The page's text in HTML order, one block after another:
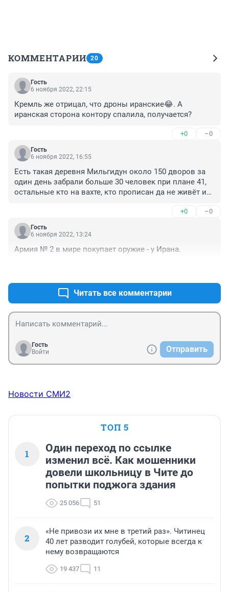
КОММЕНТАРИИ 20
Гость
6 ноября 2022, 22:15
Кремль же отрицал, что дроны иранские😂. А
иранская сторона контору спалила, получается?
+0 –0
Гость
6 ноября 2022, 16:55
Есть такая деревня Мильгидун около 150 дворов за
один день забрали больше 30 человек при плане 41,
остальные кто на вахте, кто прописан да не живёт из
коих в Забайкалье много. Это не твои обобщеные и
расплывчатые данные о том, что много, где-то - Это
реальные цифры, т.е. с каждого пятого двора по
предпринимателей с твоих данных.
+0 –0
Гость
6 ноября 2022, 13:24
Армия № 2 в мире покупает оружие - у Ирана.
Читать все комментарии
Гость
Войти
Отправить
Новости СМИ2
ТОП 5
1
Один переход по ссылке
изменил всё. Как мошенники
довели школьницу в Чите до
попытки поджога здания
25 056 51
2
«Не привози их мне в третий раз». Читинец
40 лет разводит голубей, которые всегда к
нему возвращаются
19 437 11